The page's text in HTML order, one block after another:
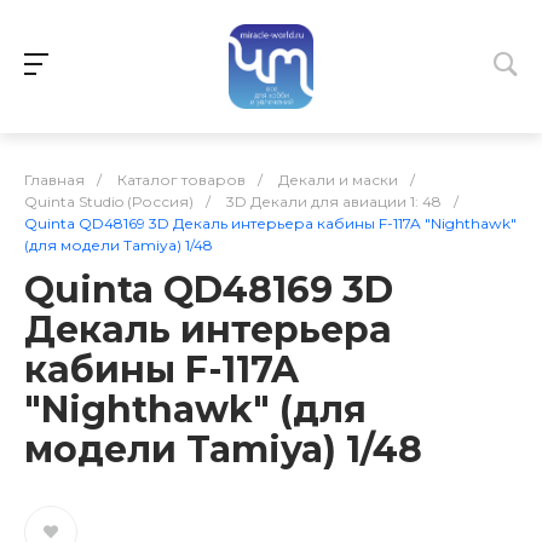
Главная / Каталог товаров / Декали и маски
/
Quinta Studio (Россия)
/ 3D Декали для авиации 1: 48
/
Quinta QD48169 3D Декаль интерьера кабины F-117A "Nighthawk"
(для модели Tamiya) 1/48
Quinta QD48169 3D
Декаль интерьера
кабины F-117A
"Nighthawk" (для
модели Tamiya) 1/48